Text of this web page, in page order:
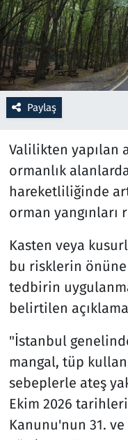
Paylaş
Valilikten yapılan
ormanlık
hareketliliğinde
orman yangınları
Kasten veya
bu risklerin
tedbirin
belirtilen
"İstanbul
mangal, tüp
sebeplerle ateş
Ekim 2026
Kanunu'nun 31.
Rüya Tabirleri
Sağlık
Savunma Sanayi
Seçim 2023
Spor
Teknoloji ve
Televizyon